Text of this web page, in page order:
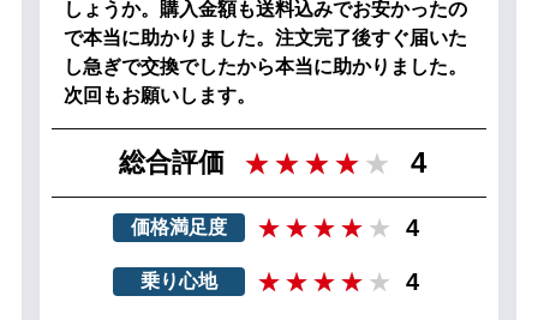
しょうか。購入金額も送料込みでお安かったの
で本当に助かりました。注文完了後すぐ届いた
し急ぎで交換でしたから本当に助かりました。
次回もお願いします。
総合評価 4
価格満足度 4
乗り心地 4